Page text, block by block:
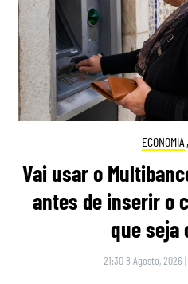
ECONOMIA ,
Vai usar o
antes de inserir o
que seja
21:30 8 Agosto, 2026 |